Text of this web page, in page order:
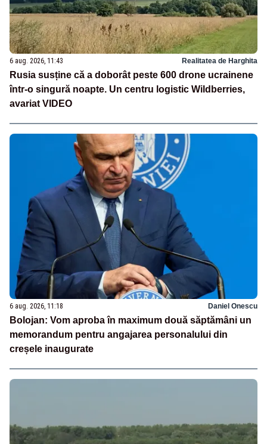
6 aug. 2026, 11:43 Realitatea de Harghita
Rusia susține că a doborât peste 600 drone ucrainene
într-o singură noapte. Un centru logistic Wildberries,
avariat VIDEO
6 aug. 2026, 11:18 Daniel Onescu
Bolojan: Vom aproba în maximum două săptămâni un
memorandum pentru angajarea personalului din
creșele inaugurate